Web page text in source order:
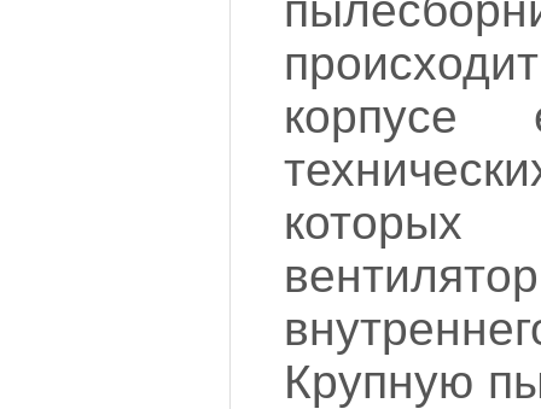
корпусе
которых
Крупную